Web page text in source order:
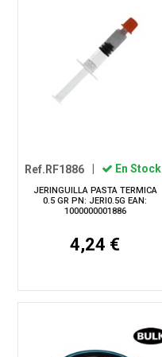
Ref.RF1886 En Stock
JERINGUILLA PASTA TERMICA
0.5 GR PN: JERI0.5G EAN:
1000000001886
4,24 €